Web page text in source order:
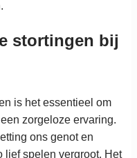
stortingen bij
is het essentieel om
zorgeloze ervaring.
ons genot en
lief spelen vergroot. Het